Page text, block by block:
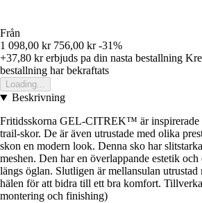
Från
1 098,00 kr 756,00 kr -31%
+37,80 krerbjuds pa din nasta bestallning
bestallning har bekraftats
Loading...
Beskrivning
Fritidsskorna GEL-CITREK™ är inspirerade
trail-skor. De är även utrustade med olika
skon en modern look. Denna sko har
meshen. Den har en överlappande estetik
längs öglan. Slutligen är mellansulan
hälen för att bidra till ett bra komfort.
montering och finishing)